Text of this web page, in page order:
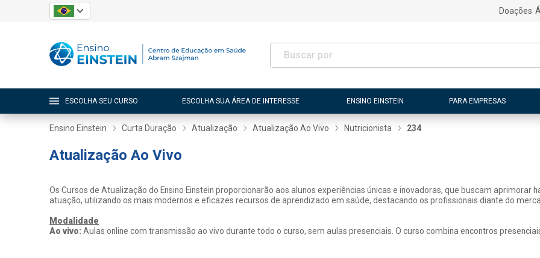
Doações
ESCOLHA SEU CURSO ESCOLHA SUA ÁREA DE INTERESSE ENSINO EINSTEIN PARA EMPRESAS
Ensino Einstein Curta Duração Atualização Atualização Ao Vivo Nutricionista 234
Atualização Ao Vivo
Os Cursos de Atualização do Ensino Einstein proporcionarão aos alunos experiências únicas e inovadoras, que buscam
atuação, utilizando os mais modernos e eficazes recursos de aprendizado em saúde, destacando os profissionais diante do
Modalidade
Ao vivo:Aulas online com transmissão ao vivo durante todo o curso, sem aulas presenciais. O curso combina encontros